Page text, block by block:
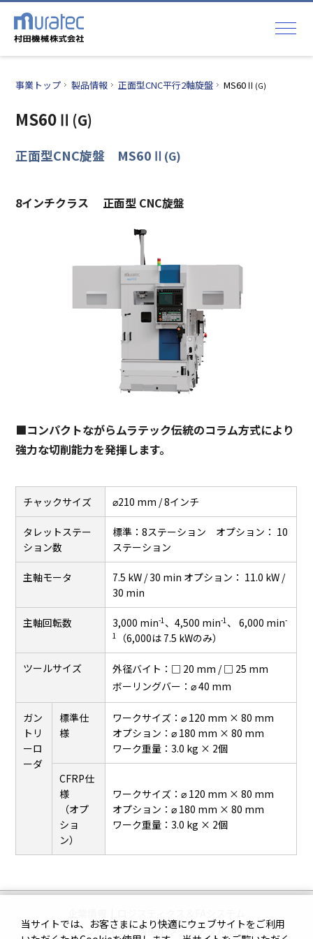
事業トップ 製品情報 正面型CNC平行2軸旋盤 MS60Ⅱ (G)
MS60Ⅱ (G)
正面型CNC旋盤 MS60Ⅱ (G)
8インチクラス 正面型 CNC旋盤
■コンパクトながらムラテック伝統のコラム方式により
強力な切削能力を発揮します。
チャックサイズ ⌀210 mm / 8インチ
タレットステー
ション数
標準：8ステーション オプション： 10
ステーション
主軸モータ
7.5 kW / 30 min オプション： 11.0 kW /
30 min
主軸回転数 3,000 min-1、4,500 min-1、 6,000 min-
1
（6,000は 7.5 kWのみ）
ツールサイズ
外径バイト：□ 20 mm / □ 25 mm
ボーリングバー：⌀ 40 mm
ガン
トリ
ーロ
ーダ
標準仕
様
ワークサイズ：⌀ 120 mm × 80 mm
オプション：⌀ 180 mm × 80 mm
ワーク重量：3.0 kg × 2個
CFRP仕
様
（オプ
ショ
ン）
ワークサイズ：⌀ 120 mm × 80 mm
オプション：⌀ 180 mm × 80 mm
ワーク重量：3.0 kg × 2個
クリーンFA | 工作機械 | シートメタル加工機
当サイトでは、お客さまにより快適にウェブサイトをご利用